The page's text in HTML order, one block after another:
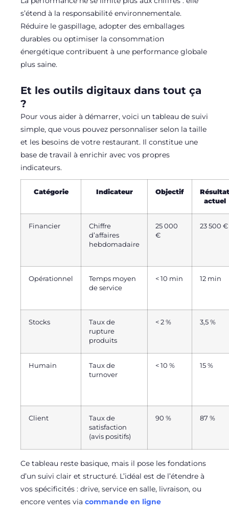
s’étend à la responsabilité environnementale.
Réduire le gaspillage, adopter des emballages
durables ou optimiser la consommation
énergétique contribuent à une performance globale
plus saine.
Et les outils digitaux dans tout ça
?
Pour vous aider à démarrer, voici un tableau de suivi
simple, que vous pouvez personnaliser selon la taille
et les besoins de votre restaurant. Il constitue une
base de travail à enrichir avec vos propres
indicateurs.
Catégorie Indicateur Objectif
actuel
Financier
Chiffre
d’affaires
hebdomadaire
25 000
€
23 500 €
Opérationnel
Temps moyen
de service
< 10 min 12 min
Stocks
Taux de
rupture
produits
< 2 % 3,5 %
Humain
Taux de
turnover
< 10 % 15 %
Client
Taux de
satisfaction
(avis positifs)
90 % 87 %
Ce tableau reste basique, mais il pose les fondations
d’un suivi clair et structuré. L’idéal est de l’étendre à
vos spécificités : drive, service en salle, livraison, ou
encore ventes viacommande en ligne